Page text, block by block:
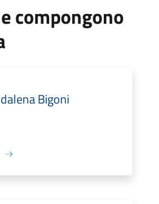
compongono
Bigoni